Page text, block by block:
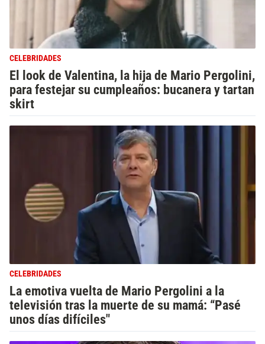
CELEBRIDADES
El look de Valentina, la hija de Mario Pergolini,
para festejar su cumpleaños: bucanera y tartan
skirt
CELEBRIDADES
La emotiva vuelta de Mario Pergolini a la
televisión tras la muerte de su mamá: “Pasé
unos días difíciles"